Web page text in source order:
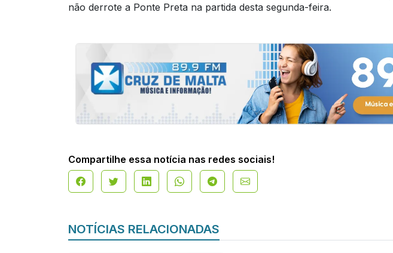
não derrote a Ponte Preta na partida desta segunda-feira.
Compartilhe essa notícia nas redes sociais!
NOTÍCIAS RELACIONADAS